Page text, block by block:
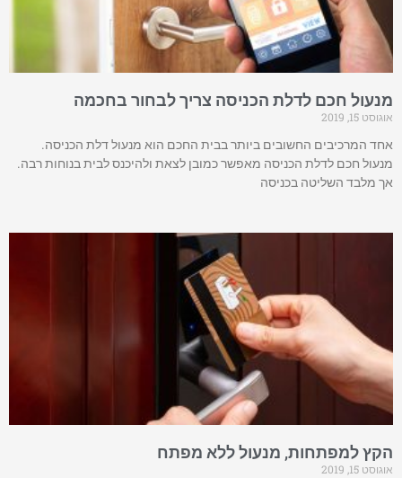
מנעול חכם לדלת הכניסה צריך לבחור בחכמה
אוגוסט 15, 2019
אחד המרכיבים החשובים ביותר בבית החכם הוא מנעול דלת הכניסה.
מנעול חכם לדלת הכניסה מאפשר כמובן לצאת ולהיכנס לבית בנוחות רבה.
אך מלבד השליטה בכניסה
הקץ למפתחות, מנעול ללא מפתח
אוגוסט 15, 2019